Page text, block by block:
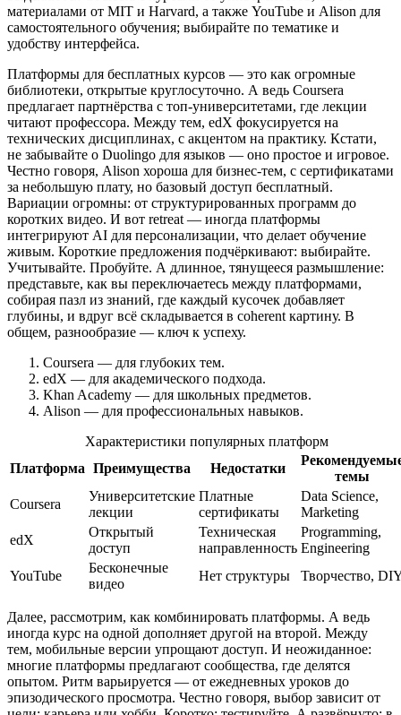
материалами от MIT и Harvard, а также YouTube и Alison для
самостоятельного обучения; выбирайте по тематике и
удобству интерфейса.
Платформы для бесплатных курсов — это как огромные
библиотеки, открытые круглосуточно. А ведь Coursera
предлагает партнёрства с топ-университетами, где лекции
читают профессора. Между тем, edX фокусируется на
технических дисциплинах, с акцентом на практику. Кстати,
не забывайте о Duolingo для языков — оно простое и игровое.
Честно говоря, Alison хороша для бизнес-тем, с сертификатами
за небольшую плату, но базовый доступ бесплатный.
Вариации огромны: от структурированных программ до
коротких видео. И вот retreat — иногда платформы
интегрируют AI для персонализации, что делает обучение
живым. Короткие предложения подчёркивают: выбирайте.
Учитывайте. Пробуйте. А длинное, тянущееся размышление:
представьте, как вы переключаетесь между платформами,
собирая пазл из знаний, где каждый кусочек добавляет
глубины, и вдруг всё складывается в coherent картину. В
общем, разнообразие — ключ к успеху.
Coursera — для глубоких тем.
edX — для академического подхода.
Khan Academy — для школьных предметов.
Alison — для профессиональных навыков.
Характеристики популярных платформ
Платформа Преимущества Недостатки
темы
Coursera
Университетские
лекции
Платные
сертификаты
Data Science,
Marketing
edX
Открытый
доступ
Техническая
направленность
Programming,
Engineering
YouTube
Бесконечные
видео
Нет структуры Творчество,
Далее, рассмотрим, как комбинировать платформы. А ведь
иногда курс на одной дополняет другой на второй. Между
тем, мобильные версии упрощают доступ. И неожиданное:
многие платформы предлагают сообщества, где делятся
опытом. Ритм варьируется — от ежедневных уроков до
эпизодического просмотра. Честно говоря, выбор зависит от